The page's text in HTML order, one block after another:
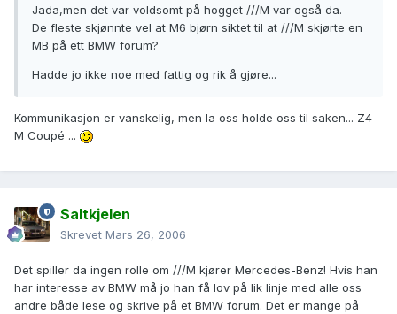
Jada,men det var voldsomt på hogget ///M var også da.
De fleste skjønnte vel at M6 bjørn siktet til at ///M skjørte en
MB på ett BMW forum?
Hadde jo ikke noe med fattig og rik å gjøre...
Kommunikasjon er vanskelig, men la oss holde oss til saken... Z4
M Coupé ...
Saltkjelen
Skrevet Mars 26, 2006
Det spiller da ingen rolle om ///M kjører Mercedes-Benz! Hvis han
har interesse av BMW må jo han få lov på lik linje med alle oss
andre både lese og skrive på et BMW forum. Det er mange på